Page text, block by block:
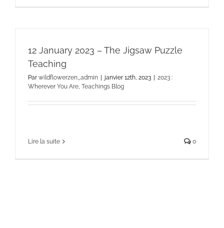
12 January 2023 – The Jigsaw Puzzle
Teaching
Par wildflowerzen_admin | janvier 12th, 2023 | 2023 :
Wherever You Are Teachings Blog
Lire la suite 0